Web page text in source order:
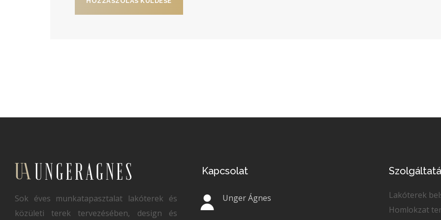
Sok éves munkatapasztalat lakóterek és
közületi terek tervezésében, design és
Kapcsolat
Unger Ágnes
Lakóterek
Homlokzat